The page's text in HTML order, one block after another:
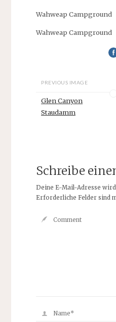
Wahweap Campground
Wahweap Campground
PREVIOUS IMAGE
Glen Canyon
Staudamm
Schreibe
Deine E-Mail-Adresse
Erforderliche Felder sind